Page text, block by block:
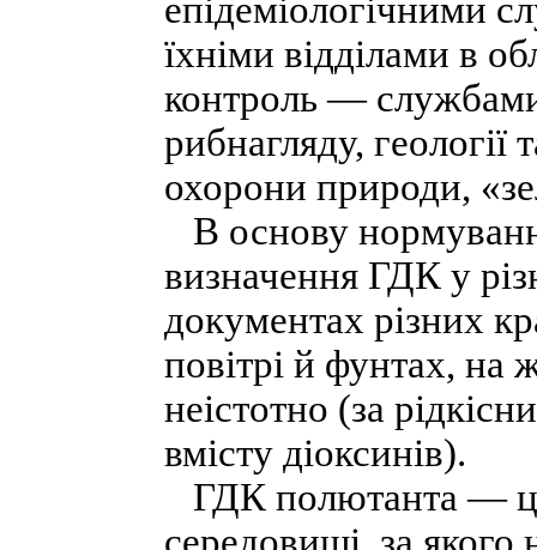
епідеміологічними
їхніми відділами в
контроль —
рибнагляду,
охорони природи,
В основу
визначення ГДК у
документах різних
повітрі й фунтах, на
неістотно (за
вмісту діоксинів).
ГДК полютанта —